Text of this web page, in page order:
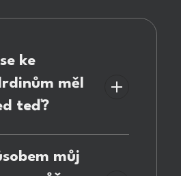
ke
měl
teď?
uzavření
můj